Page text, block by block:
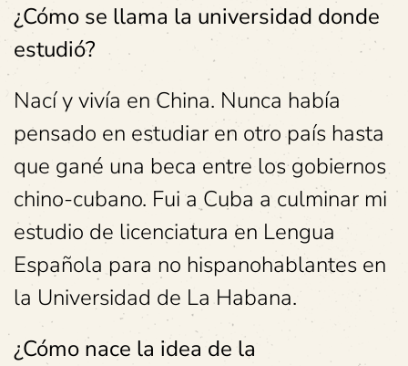
¿Cómo se llama la universidad donde
estudió?
Nací y vivía en China. Nunca había
pensado en estudiar en otro país hasta
que gané una beca entre los gobiernos
chino-cubano. Fui a Cuba a culminar mi
estudio de licenciatura en Lengua
Española para no hispanohablantes en
la Universidad de La Habana.
¿Cómo nace la idea de la